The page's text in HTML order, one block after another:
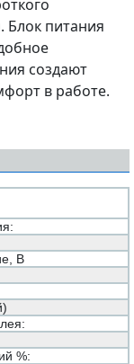
Блок питания
создают
в работе.
В
%: